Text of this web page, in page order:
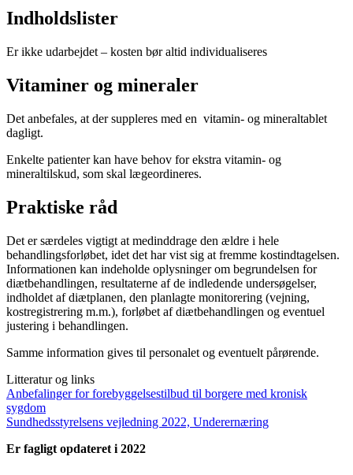
Indholdslister
Er ikke udarbejdet – kosten bør altid individualiseres
Vitaminer og mineraler
Det anbefales, at der suppleres med en vitamin- og mineraltablet
dagligt.
Enkelte patienter kan have behov for ekstra vitamin- og
mineraltilskud, som skal lægeordineres.
Praktiske råd
Det er særdeles vigtigt at medinddrage den ældre i hele
behandlingsforløbet, idet det har vist sig at fremme kostindtagelsen.
Informationen kan indeholde oplysninger om begrundelsen for
diætbehandlingen, resultaterne af de indledende undersøgelser,
indholdet af diætplanen, den planlagte monitorering (vejning,
kostregistrering m.m.), forløbet af diætbehandlingen og eventuel
justering i behandlingen.
Samme information gives til personalet og eventuelt pårørende.
Litteratur og links
Anbefalinger for forebyggelsestilbud til borgere med kronisk
sygdom
Sundhedsstyrelsens vejledning 2022, Underernæring
Er fagligt opdateret i 2022